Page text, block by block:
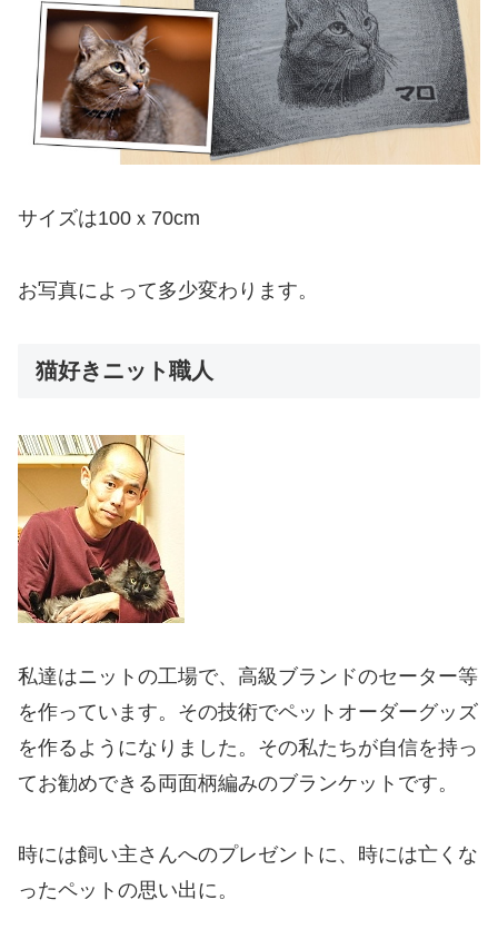
サイズは100ｘ70cm
お写真によって多少変わります。
猫好きニット職人
私達はニットの工場で、高級ブランドのセーター等
を作っています。その技術でペットオーダーグッズ
を作るようになりました。その私たちが自信を持っ
てお勧めできる両面柄編みのブランケットです。
時には飼い主さんへのプレゼントに、時には亡くな
ったペットの思い出に。